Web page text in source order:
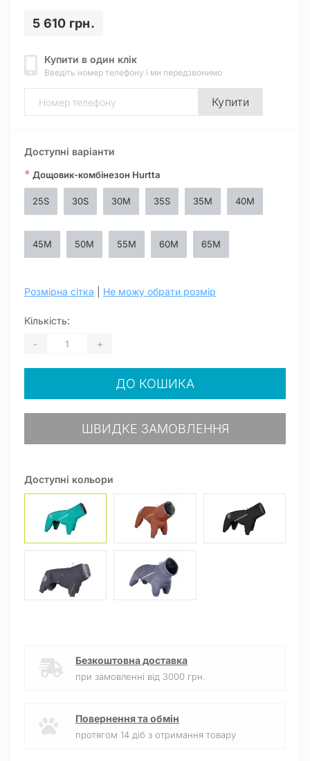
5 610 грн.
Купити в один клік
Введіть номер телефону і ми передзвонимо
Купити
Доступні кольори
Доступні варіанти
* Дощовик-комбінезон Hurtta
25S 30S 30M 35S 35M 40M
45M 50M 55M 60M 65M
Розмірна сітка Не можу обрати розмір
Кількість:
- +
ДО КОШИКА
ШВИДКЕ ЗАМОВЛЕННЯ
Безкоштовна доставка
при замовленні від 3000 грн.
Повернення та обмін
протягом 14 діб з отримання товару